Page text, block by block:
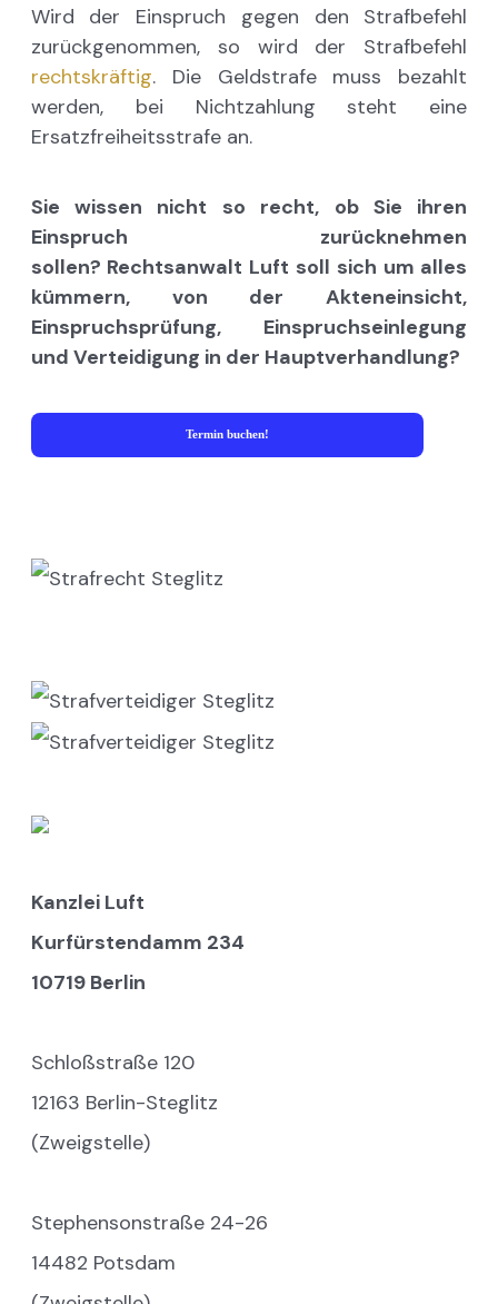
Wird der Einspruch gegen den Strafbefehl
zurückgenommen, so wird der Strafbefehl
rechtskräftig. Die Geldstrafe muss bezahlt
werden, bei Nichtzahlung steht eine
Ersatzfreiheitsstrafe an.
Sie wissen nicht so recht, ob Sie ihren
Einspruch zurücknehmen
sollen? Rechtsanwalt Luft soll sich um alles
kümmern, von der Akteneinsicht,
Einspruchsprüfung, Einspruchseinlegung
und Verteidigung in der Hauptverhandlung?
Termin buchen!
Kanzlei Luft
Kurfürstendamm 234
10719 Berlin
Schloßstraße 120
12163 Berlin-Steglitz
(Zweigstelle)
Stephensonstraße 24-26
14482 Potsdam